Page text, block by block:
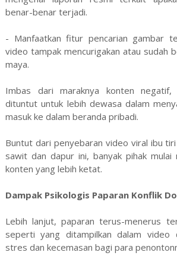
benar-benar terjadi.
- Manfaatkan fitur pencarian gambar
video tampak mencurigakan atau sudah
maya.
Imbas dari maraknya konten
dituntut untuk lebih dewasa dalam
masuk ke dalam beranda pribadi.
Buntut dari penyebaran video viral ibu
sawit dan dapur ini, banyak pihak mulai
konten yang lebih ketat.
Dampak Psikologis Paparan Konflik
Lebih lanjut, paparan terus-menerus
seperti yang ditampilkan dalam video
stres dan kecemasan bagi para